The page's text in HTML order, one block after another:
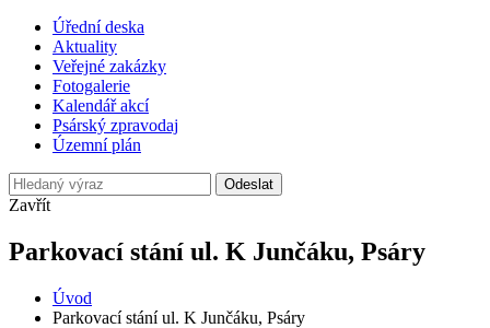
Úřední deska
Aktuality
Veřejné zakázky
Fotogalerie
Kalendář akcí
Psárský zpravodaj
Územní plán
Odeslat
Zavřít
Parkovací stání ul. K Junčáku, Psáry
Úvod
Parkovací stání ul. K Junčáku, Psáry